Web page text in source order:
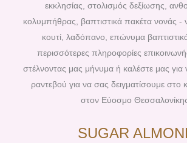
k
s
t
a
m
εκκλησίας, στολισμός δεξίωσης,
κολυμπήθρας, βαπτιστικά πακέτα νονάς
κουτί, λαδόπανο, επώνυμα
περισσότερες πληροφορίες
στέλνοντας μας μήνυμα ή καλέστε μας για
ραντεβού για να σας δειγματίσουμε στο
στον Εύοσμο
SUGAR